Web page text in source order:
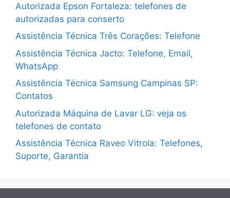
Autorizada Epson Fortaleza: telefones de
autorizadas para conserto
Assistência Técnica Três Corações: Telefone
Assistência Técnica Jacto: Telefone, Email,
WhatsApp
Assistência Técnica Samsung Campinas SP:
Contatos
Autorizada Máquina de Lavar LG: veja os
telefones de contato
Assistência Técnica Raveo Vitrola: Telefones,
Suporte, Garantia